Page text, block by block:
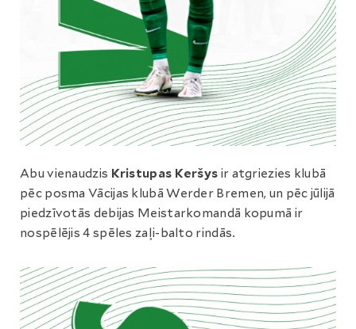
Abu vienaudzis Kristupas Keršys ir atgriezies klubā
pēc posma Vācijas klubā Werder Bremen, un pēc jūlijā
piedzīvotās debijas Meistarkomandā kopumā ir
nospēlējis 4 spēles zaļi-balto rindās.